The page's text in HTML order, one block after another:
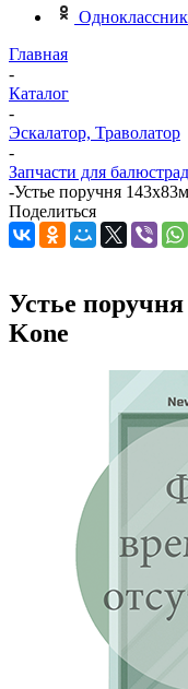
Главная
-
Каталог
-
Эскалатор, Траволатор
-
Запчасти для
-Устье поручня
Поделиться
Устье
Kone